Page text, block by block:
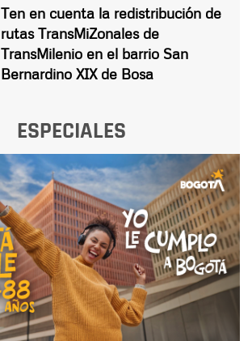
Ten en cuenta la redistribución de
rutas TransMiZonales de
TransMilenio en el barrio San
Bernardino XIX de Bosa
ESPECIALES